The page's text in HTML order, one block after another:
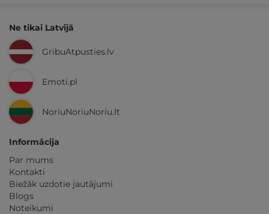
Ne tikai Latvijā
GribuAtpusties.lv
Emoti.pl
NoriuNoriuNoriu.lt
Informācija
Par mums
Kontakti
Biežāk uzdotie jautājumi
Blogs
Noteikumi